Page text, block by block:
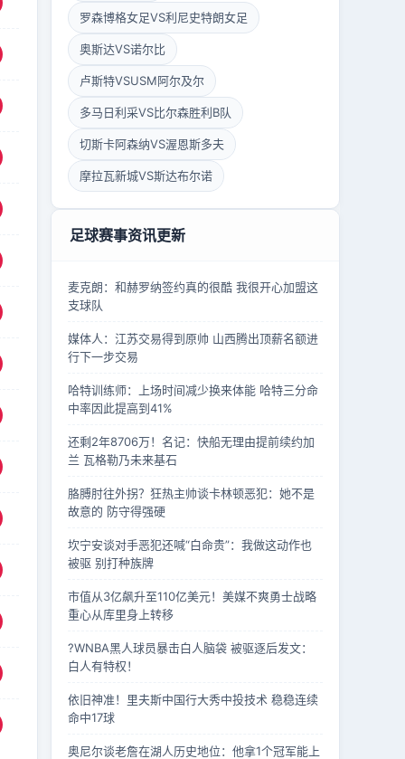
罗森博格女足VS利尼史特朗女足
奥斯达VS诺尔比
卢斯特VSUSM阿尔及尔
多马日利采VS比尔森胜利B队
切斯卡阿森纳VS渥恩斯多夫
摩拉瓦新城VS斯达布尔诺
足球赛事资讯更新
麦克朗：和赫罗纳签约真的很酷 我很开心加盟这
支球队
媒体人：江苏交易得到原帅 山西腾出顶薪名额进
行下一步交易
哈特训练师：上场时间减少换来体能 哈特三分命
中率因此提高到41%
还剩2年8706万！名记：快船无理由提前续约加
兰 瓦格勒乃未来基石
胳膊肘往外拐？狂热主帅谈卡林顿恶犯：她不是
故意的 防守得强硬
坎宁安谈对手恶犯还喊“白命贵”：我做这动作也
被驱 别打种族牌
市值从3亿飙升至110亿美元！美媒不爽勇士战略
重心从库里身上转移
?WNBA黑人球员暴击白人脑袋 被驱逐后发文：
白人有特权！
依旧神准！里夫斯中国行大秀中投技术 稳稳连续
命中17球
奥尼尔谈老詹在湖人历史地位：他拿1个冠军能上